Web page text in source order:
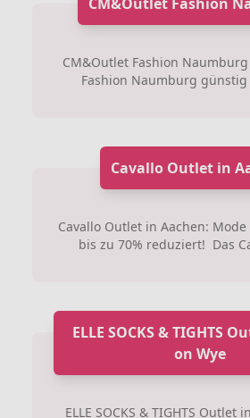
CM&Outlet Fashion
Fashion Naumburg
Cavallo Outlet in
Cavallo Outlet in Aachen:
bis zu 70% reduziert! Das
ELLE SOCKS & TIGHTS
on Wye
ELLE SOCKS & TIGHTS Outlet